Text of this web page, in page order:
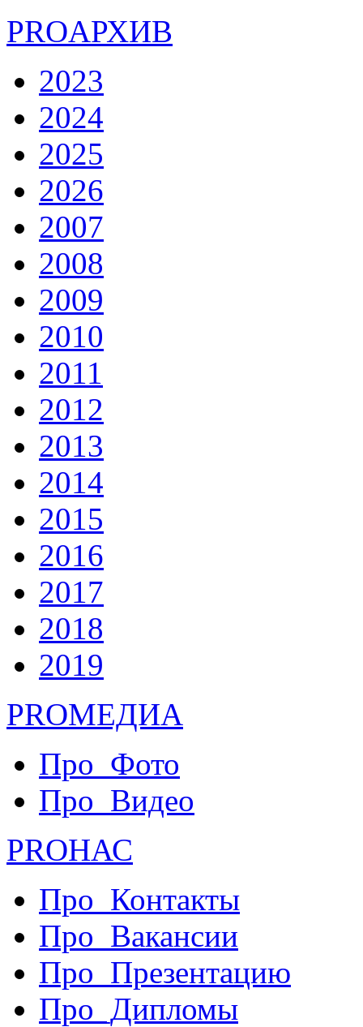
PROАРХИВ
2023
2024
2025
2026
2007
2008
2009
2010
2011
2012
2013
2014
2015
2016
2017
2018
2019
PROМЕДИА
Про_Фото
Про_Видео
PROНАС
Про_Контакты
Про_Вакансии
Про_Презентацию
Про_Дипломы